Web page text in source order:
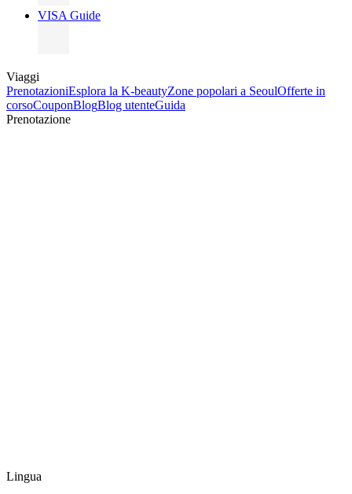
VISA Guide
Viaggi
PrenotazioniEsplora la K-beautyZone popolari a SeoulOfferte in
corsoCouponBlogBlog utenteGuida
Prenotazione
Lingua